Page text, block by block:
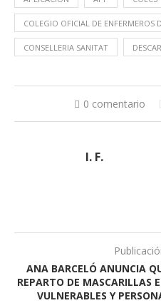
COLEGIO OFICIAL DE ENFERMEROS
CONSELLERIA SANITAT
0 comentario
I. F.
ANA BARCELÓ ANUNCIA
REPARTO DE MASCARILLAS
VULNERABLES Y